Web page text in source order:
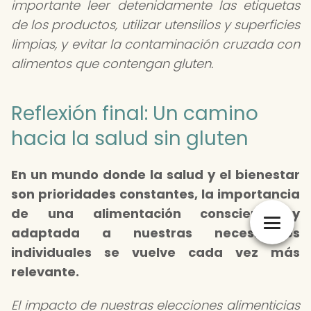
importante leer detenidamente las etiquetas
de los productos, utilizar utensilios y superficies
limpias, y evitar la contaminación cruzada con
alimentos que contengan gluten.
Reflexión final: Un camino
hacia la salud sin gluten
En un mundo donde la salud y el bienestar
son prioridades constantes, la importancia
de una alimentación consciente y
adaptada a nuestras necesidades
individuales se vuelve cada vez más
relevante.
El impacto de nuestras elecciones alimenticias